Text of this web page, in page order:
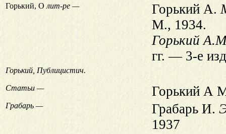
Горький, Олит-ре — Горький А.
М., 1934.
Горький
гг. — 3-е
Горький, Публицистич.
Статьи — Горький А
Грабарь — Грабарь И.
1937